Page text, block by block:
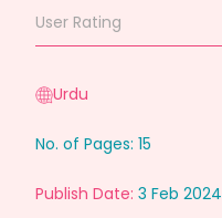
User Rating
Urdu
No. of Pages: 15
Publish Date: 3 Feb 2024